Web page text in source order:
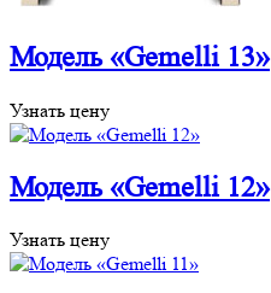
Модель «Gemelli 13»
Узнать цену
Модель «Gemelli 12»
Узнать цену